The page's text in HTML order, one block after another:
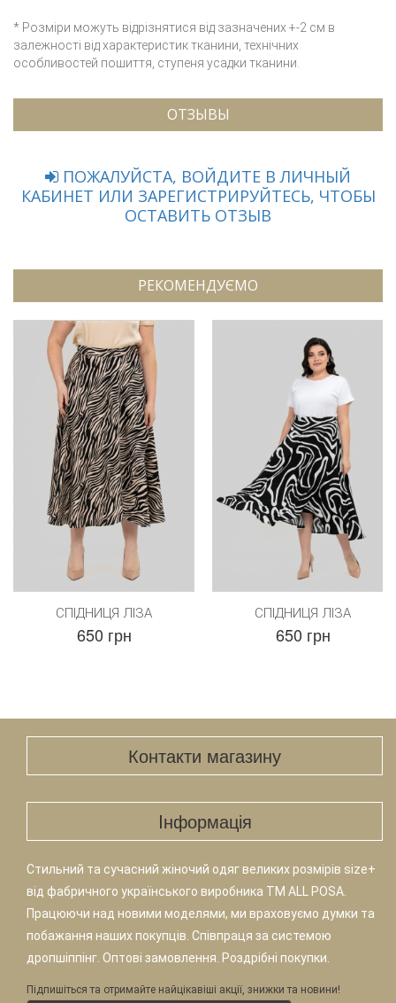
* Розміри можуть відрізнятися від зазначених +-2 см в
залежності від характеристик тканини, технічних
особливостей пошиття, ступеня усадки тканини.
ОТЗЫВЫ
ПОЖАЛУЙСТА, ВОЙДИТЕ В ЛИЧНЫЙ
КАБИНЕТ ИЛИ ЗАРЕГИСТРИРУЙТЕСЬ, ЧТОБЫ
ОСТАВИТЬ ОТЗЫВ
РЕКОМЕНДУЄМО
СПІДНИЦЯ ЛІЗА
650 грн
СПІДНИЦЯ ЛІЗА
650 грн
Контакти магазину
Iнформація
Стильний та сучасний жіночий одяг великих розмірів size+
від фабричного українського виробника TM ALL POSA.
Працюючи над новими моделями, ми враховуємо думки та
побажання наших покупців. Співпраця за системою
дропшіппінг. Оптові замовлення. Роздрібні покупки.
Підпишіться та отримайте найцікавіші акції, знижки та новини!